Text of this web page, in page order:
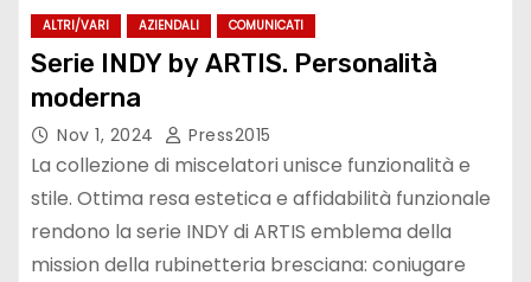
ALTRI/VARI AZIENDALI COMUNICATI
Serie INDY by ARTIS. Personalità
moderna
Nov 1, 2024 Press2015
La collezione di miscelatori unisce funzionalità e
stile. Ottima resa estetica e affidabilità funzionale
rendono la serie INDY di ARTIS emblema della
mission della rubinetteria bresciana: coniugare